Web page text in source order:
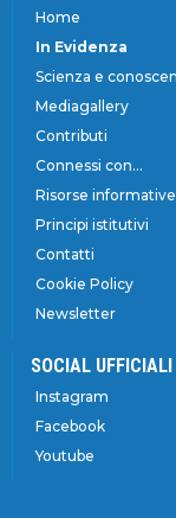
Home
In Evidenza
Scienza e
Mediagallery
Contributi
Connessi con...
Risorse informative
Principi istitutivi
Contatti
Cookie Policy
Newsletter
SOCIAL UFFICIALI
Instagram
Facebook
Youtube